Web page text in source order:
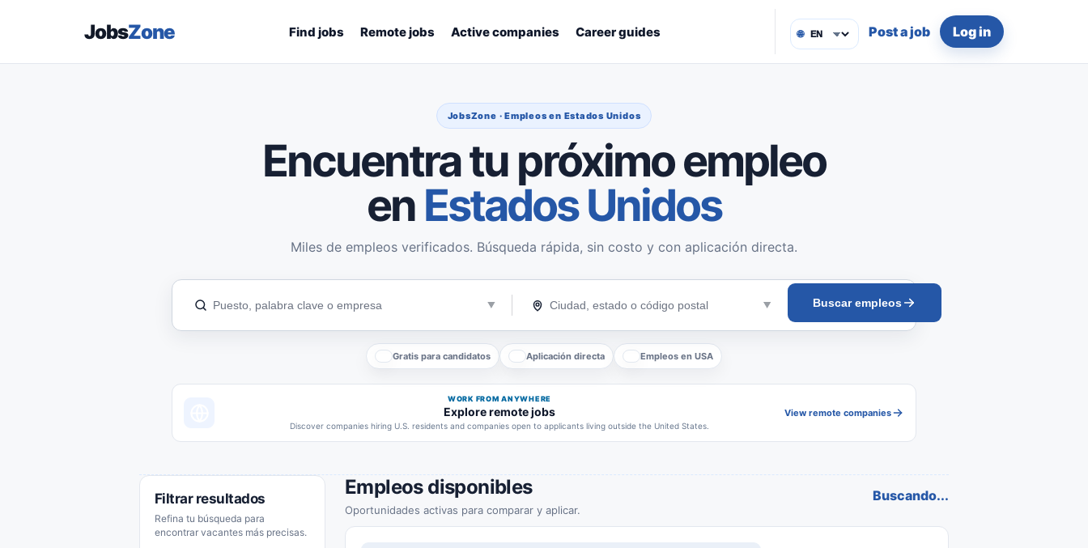
JobsZone Find jobs Remote jobs Active companies Career guides 🌐 Post a job Log in
JobsZone · Empleos en Estados Unidos
Encuentra tu próximo empleo
en Estados Unidos
Miles de empleos verificados. Búsqueda rápida, sin costo y con aplicación directa.
Buscar empleos
Gratis para candidatos Aplicación directa Empleos en USA
WORK FROM ANYWHERE
Explore remote jobs
Discover companies hiring U.S. residents and companies open to applicants living outside the United States.
View remote companies
Filtrar resultados
Refina tu búsqueda para
encontrar vacantes más precisas.
Empleos disponibles
Oportunidades activas para comparar y aplicar.
Buscando...